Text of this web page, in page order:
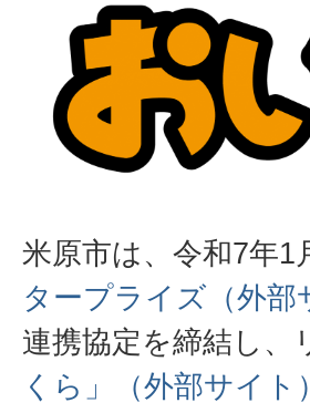
米原市は、令和7年1
タープライズ（外部
連携協定を締結し
くら」（外部サイト）